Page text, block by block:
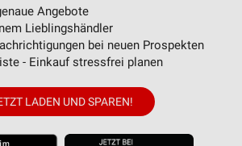
Angebote
Lieblingshändler
bei neuen Prospekten
- Einkauf stressfrei planen
LADEN UND SPAREN!